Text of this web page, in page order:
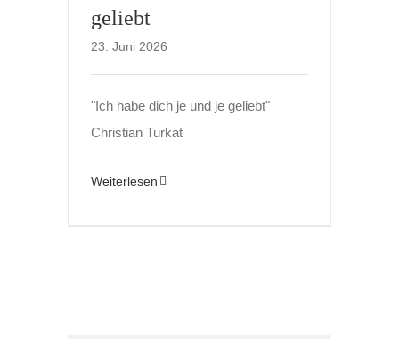
geliebt
23. Juni 2026
"Ich habe dich je und je geliebt"
Christian Turkat
Weiterlesen